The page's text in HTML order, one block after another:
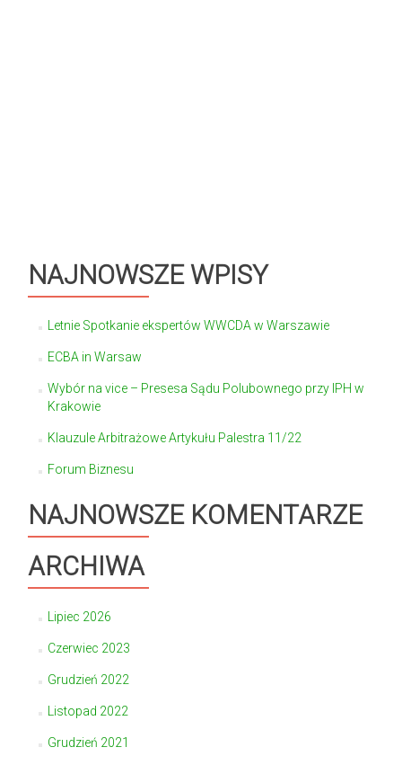
NAJNOWSZE WPISY
Letnie Spotkanie ekspertów WWCDA w Warszawie
ECBA in Warsaw
Wybór na vice – Presesa Sądu Polubownego przy IPH w
Krakowie
Klauzule Arbitrażowe Artykułu Palestra 11/22
Forum Biznesu
NAJNOWSZE KOMENTARZE
ARCHIWA
Lipiec 2026
Czerwiec 2023
Grudzień 2022
Listopad 2022
Grudzień 2021